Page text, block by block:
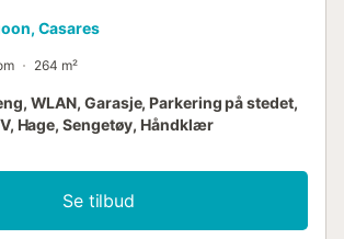
Casares
264 m²
WLAN, Garasje, Parkering på stedet,
Hage, Sengetøy, Håndklær
Se tilbud